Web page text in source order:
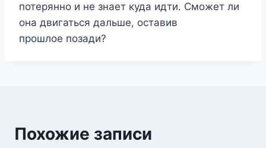
потерянно и не знает куда идти. Сможет ли
она двигаться дальше, оставив
прошлое позади?
Похожие записи